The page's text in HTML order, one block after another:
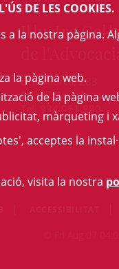
Il·lustre
c/ Mallorca, 283
08037 Barcelona
Tel. 934 961 880
© Fri Aug 07
DE LES COOKIES.
a la nostra
la pàgina web.
de la pàgina
màrqueting i
acceptes la
visita la nostra